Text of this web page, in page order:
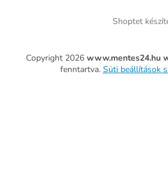
Shoptet
Copyright 2026 www.mentes24.hu
fenntartva. Süti beállítások